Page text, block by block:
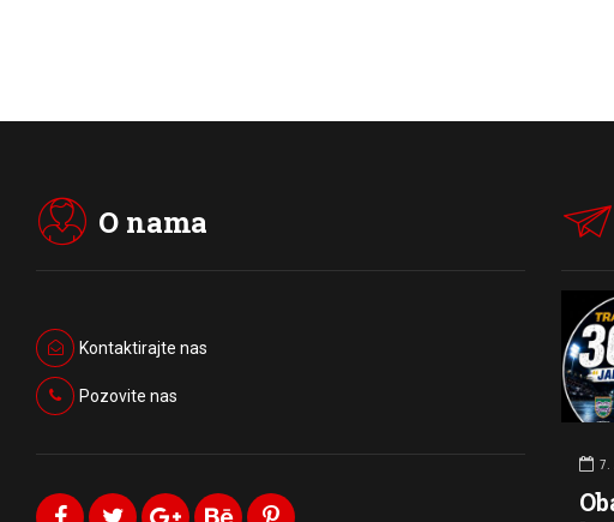
O nama
Kontaktirajte nas
Pozovite nas
7.